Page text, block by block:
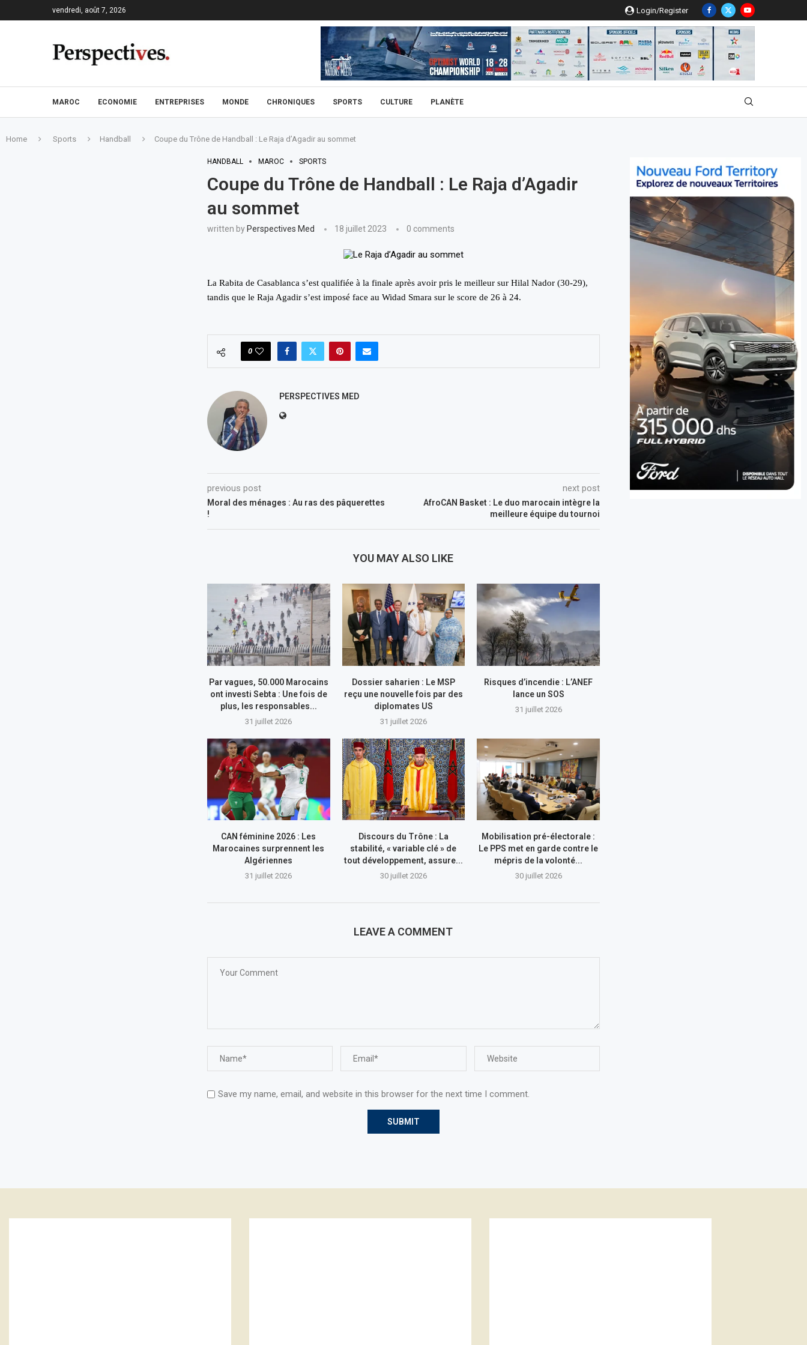
vendredi, août 7, 2026 Login/Register
MAROC ECONOMIE ENTREPRISES MONDE CHRONIQUES SPORTS CULTURE PLANÈTE
Home Sports Handball Coupe du Trône de Handball : Le Raja d’Agadir au sommet
HANDBALL MAROC SPORTS
Coupe du Trône de Handball : Le Raja d’Agadir
au sommet
written by Perspectives Med 18 juillet 2023 0 comments
La Rabita de Casablanca s’est qualifiée à la finale après avoir pris le meilleur sur Hilal Nador (30-29),
tandis que le Raja Agadir s’est imposé face au Widad Smara sur le score de 26 à 24.
0
PERSPECTIVES MED
previous post
Moral des ménages : Au ras des pâquerettes
!
next post
AfroCAN Basket : Le duo marocain intègre la
meilleure équipe du tournoi
YOU MAY ALSO LIKE
Par vagues, 50.000 Marocains
ont investi Sebta : Une fois de
plus, les responsables...
31 juillet 2026
Dossier saharien : Le MSP
reçu une nouvelle fois par des
diplomates US
31 juillet 2026
Risques d’incendie : L’ANEF
lance un SOS
31 juillet 2026
CAN féminine 2026 : Les
Marocaines surprennent les
Algériennes
31 juillet 2026
Discours du Trône : La
stabilité, « variable clé » de
tout développement, assure...
30 juillet 2026
Mobilisation pré-électorale :
Le PPS met en garde contre le
mépris de la volonté...
30 juillet 2026
LEAVE A COMMENT
Save my name, email, and website in this browser for the next time I comment.